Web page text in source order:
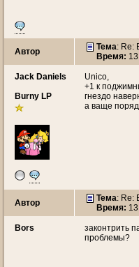
Автор Тема: Re:
Время:
Jack Daniels
Burny LP
Unico,
+1 к
гнездо
а ваще
Автор Тема: Re:
Время:
Bors
законтрить
проблемы?